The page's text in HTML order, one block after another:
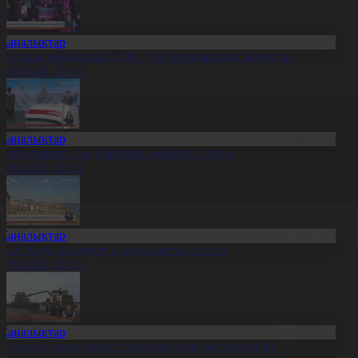
ойындары-2026»: 180 млн қаралым жиналды
20:15
– ақ жартасқа қашалған тарих
20:14
тұзды көлдерде 6 адам қайтыс болған
20:13
солтүстіктегі тұрғындарды облыстың 90